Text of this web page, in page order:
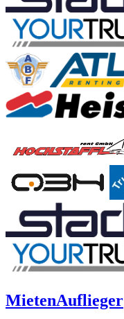
MietenAuflieger